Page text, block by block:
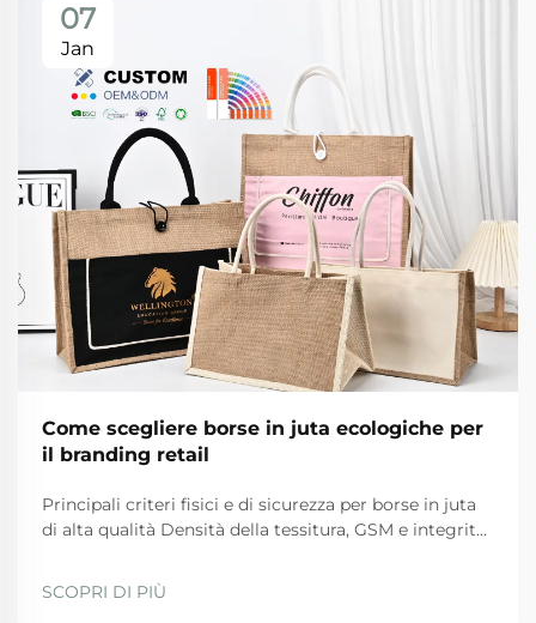
07
Jan
Come scegliere borse in juta ecologiche per
il branding retail
Principali criteri fisici e di sicurezza per borse in juta
di alta qualità Densità della tessitura, GSM e integrità
qualità, ci sono determinati standard fisici che
devono essere rispettati per garantire durata e
SCOPRI DI PIÙ